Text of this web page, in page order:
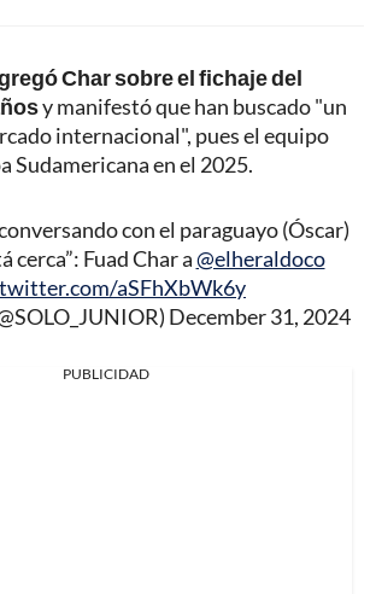
Char sobre el fichaje del
y manifestó que han buscado "un
internacional", pues el equipo
Sudamericana en el 2025.
con el paraguayo (Óscar)
cerca”: Fuad Char a@elheraldoco
aSFhXbWk6y
December 31, 2024
PUBLICIDAD